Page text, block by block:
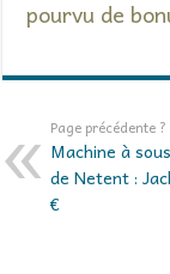
pourvu de
Page précédente ?
Machine à
de Netent :
€